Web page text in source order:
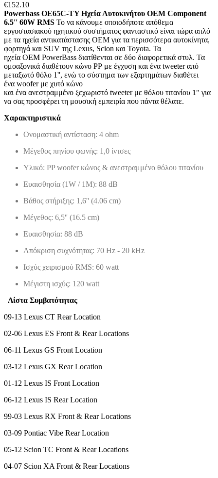
€152.10
Powerbass OE65C-TY Ηχεία Αυτοκινήτου ΟΕΜ Component
6.5'' 60W RMS Το να κάνουμε οποιοδήποτε απόθεμα
εργοστασιακού ηχητικού συστήματος φανταστικό είναι τώρα απλό
με τα ηχεία αντικατάστασης OEM για τα περισσότερα αυτοκίνητα,
φορτηγά και SUV της Lexus, Scion και Toyota. Τα
ηχεία OEM PowerBass διατίθενται σε δύο διαφορετικά στυλ. Τα
ομοαξονικά διαθέτουν κώνο PP με έγχυση και ένα tweeter από
μεταξωτό θόλο 1'', ενώ το σύστημα των εξαρτημάτων διαθέτει
ένα woofer με χυτό κώνο
και ένα ανεστραμμένο ξεχωριστό tweeter με θόλου τιτανίου 1" για
να σας προσφέρει τη μουσική εμπειρία που πάντα θέλατε.
Χαρακτηριστικά
Ονομαστική αντίσταση: 4 ohm
Μέγεθος πηνίου φωνής: 1,0 ίντσες
Υλικό: PP woofer κώνος & ανεστραμμένο θόλου τιτανίου
Ευαισθησία (1W / 1M): 88 dB
Βάθος στήριξης: 1,6'' (4.06 cm)
Μέγεθος: 6,5'' (16.5 cm)
Ευαισθησία: 88 dB
Απόκριση συχνότητας: 70 Hz - 20 kHz
Ισχύς χειρισμού RMS: 60 watt
Μέγιστη ισχύς: 120 watt
Λίστα Συμβατότητας
09-13 Lexus CT Rear Location
02-06 Lexus ES Front & Rear Locations
06-11 Lexus GS Front Location
03-12 Lexus GX Rear Location
01-12 Lexus IS Front Location
06-12 Lexus IS Rear Location
99-03 Lexus RX Front & Rear Locations
03-09 Pontiac Vibe Rear Location
05-12 Scion TC Front & Rear Locations
04-07 Scion XA Front & Rear Locations